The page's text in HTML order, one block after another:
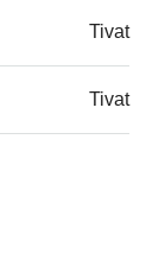
Tivat
Tivat